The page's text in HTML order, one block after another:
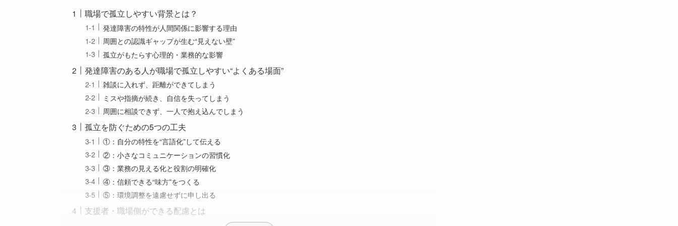
職場で孤立しやすい背景とは？
発達障害の特性が人間関係に影響する理由
周囲との認識ギャップが生む“見えない壁”
孤立がもたらす心理的・業務的な影響
発達障害のある人が職場で孤立しやすい“よくある場面”
雑談に入れず、距離ができてしまう
ミスや指摘が続き、自信を失ってしまう
周囲に相談できず、一人で抱え込んでしまう
孤立を防ぐための5つの工夫
①：自分の特性を“言語化”して伝える
②：小さなコミュニケーションの習慣化
③：業務の見える化と役割の明確化
④：信頼できる“味方”をつくる
⑤：環境調整を遠慮せずに申し出る
支援者・職場側ができる配慮とは